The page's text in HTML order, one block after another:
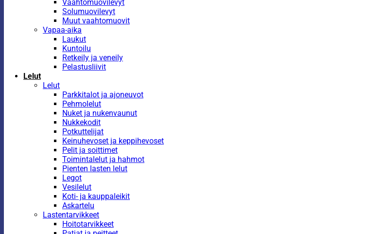
Vaahtomuovilevyt
Solumuovilevyt
Muut vaahtomuovit
Vapaa-aika
Laukut
Kuntoilu
Retkeily ja veneily
Pelastusliivit
Lelut
Lelut
Parkkitalot ja ajoneuvot
Pehmolelut
Nuket ja nukenvaunut
Nukkekodit
Potkuttelijat
Keinuhevoset ja keppihevoset
Pelit ja soittimet
Toimintalelut ja hahmot
Pienten lasten lelut
Legot
Vesilelut
Koti- ja kauppaleikit
Askartelu
Lastentarvikkeet
Hoitotarvikkeet